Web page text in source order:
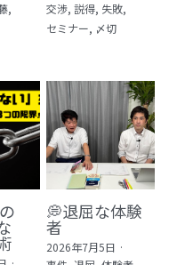
料お問い合わせ）
」index
交渉 23冊
ケア 29冊
冊
,
交渉, 説得, 失敗,
セミナー, 〆切
💭退屈な体験
者
2026年7月5日 ·